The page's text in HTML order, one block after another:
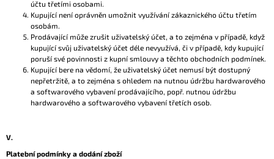
účtu třetími osobami.
Kupující není oprávněn umožnit využívání zákaznického účtu třetím
osobám.
Prodávající může zrušit uživatelský účet, a to zejména v případě, když
kupující svůj uživatelský účet déle nevyužívá, či v případě, kdy kupující
poruší své povinnosti z kupní smlouvy a těchto obchodních podmínek.
Kupující bere na vědomí, že uživatelský účet nemusí být dostupný
nepřetržitě, a to zejména s ohledem na nutnou údržbu hardwarového
a softwarového vybavení prodávajícího, popř. nutnou údržbu
hardwarového a softwarového vybavení třetích osob.
V.
Platební podmínky a dodání zboží